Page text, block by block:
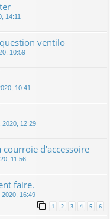
14:11
ventilo
10:59
10:41
2020, 12:29
d'accessoire
11:56
faire.
2020, 16:49
1 2 3 4 5 6